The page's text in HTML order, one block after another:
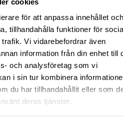
för att anpassa innehållet och
tillhandahålla funktioner för
Vi vidarebefordrar även
information från din enhet till
och analysföretag som vi
i sin tur kombinera
du har tillhandahållit eller som
deras tjänster.
149D-4A5C-81E6-
Sanna
ändamål, även kommersiella, så